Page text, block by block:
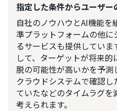
指定した条件からユーザー
自社のノウハウとAI機能
準プラットフォームの他
るサービスも提供してい
して、ターゲットが将来
脱の可能性が高いかを予測
クラウドシステムで確認
ていたなどのタイムラグ
考えられます。